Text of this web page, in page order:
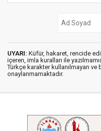
UYARI: Küfür, hakaret, rencide
içeren, imla kuralları ile
Türkçe karakter kullanılmayan ve
onaylanmamaktadır.